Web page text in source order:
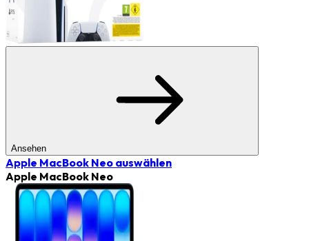
Ansehen
Apple MacBook Neo auswählen
Apple MacBook Neo